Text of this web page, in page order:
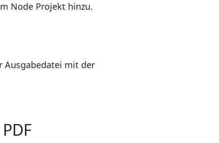
Node Projekt hinzu.
Ausgabedatei mit der